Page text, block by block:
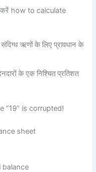
करें how to calculate
ऋणों के लिए प्रावधान के
के एक निश्चित प्रतिशत
“19” is corrupted!
sheet
balance